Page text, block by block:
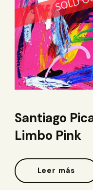
Santiago
Limbo Pink
Leer más